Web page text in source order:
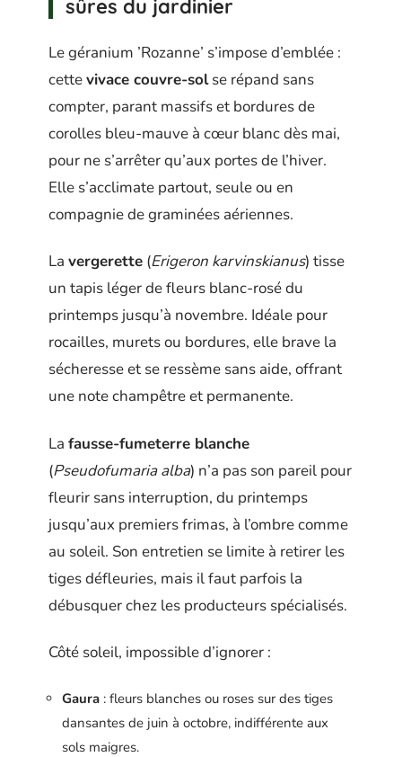
sûres du jardinier
Le géranium ’Rozanne’ s’impose d’emblée :
cettevivace couvre-solse répand sans
compter, parant massifs et bordures de
corolles bleu-mauve à cœur blanc dès mai,
pour ne s’arrêter qu’aux portes de l’hiver.
Elle s’acclimate partout, seule ou en
compagnie de graminées aériennes.
La vergerette (Erigeron karvinskianus) tisse
un tapis léger de fleurs blanc-rosé du
printemps jusqu’à novembre. Idéale pour
rocailles, murets ou bordures, elle brave la
sécheresse et se ressème sans aide, offrant
une note champêtre et permanente.
La fausse-fumeterre blanche
(Pseudofumaria alba) n’a pas son pareil pour
fleurir sans interruption, du printemps
jusqu’aux premiers frimas, à l’ombre comme
au soleil. Son entretien se limite à retirer les
tiges défleuries, mais il faut parfois la
débusquer chez les producteurs spécialisés.
Côté soleil, impossible d’ignorer :
Gaura : fleurs blanches ou roses sur des tiges
dansantes de juin à octobre, indifférente aux
sols maigres.